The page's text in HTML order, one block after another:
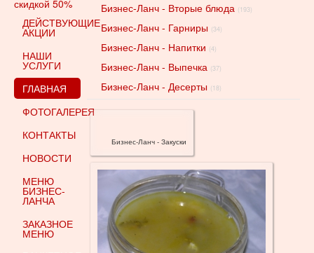
ДЕЙСТВУЮЩИЕ
АКЦИИ
НАШИ
УСЛУГИ
ГЛАВНАЯ
ФОТОГАЛЕРЕЯ
КОНТАКТЫ
НОВОСТИ
МЕНЮ
БИЗНЕС-
ЛАНЧА
ЗАКАЗНОЕ
МЕНЮ
Бизнес-Ланч - Вторые блюда (193)
Бизнес-Ланч - Гарниры (34)
Бизнес-Ланч - Напитки (4)
Бизнес-Ланч - Выпечка (37)
Бизнес-Ланч - Десерты (18)
Бизнес-Ланч - Закуски